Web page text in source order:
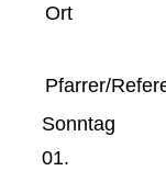
Ort
Pfarrer/
Sonntag
01.